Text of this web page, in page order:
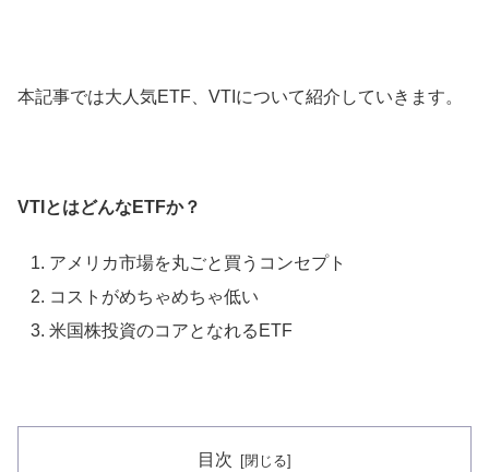
本記事では大人気ETF、VTIについて紹介していきます。
VTIとはどんなETFか？
アメリカ市場を丸ごと買うコンセプト
コストがめちゃめちゃ低い
米国株投資のコアとなれるETF
目次